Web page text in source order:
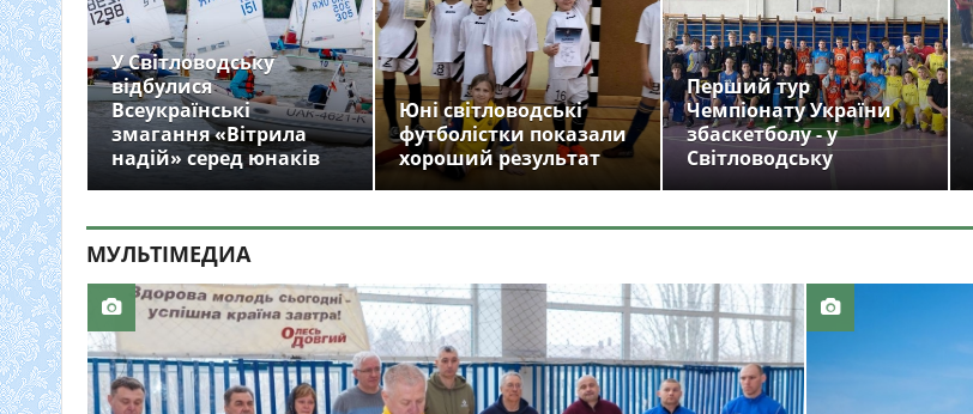
У Світловодську
відбулися
Всеукраїнські
змагання «Вітрила
надій» серед юнаків
Юні світловодські
футболістки показали
хороший результат
Перший тур
Чемпіонату України
збаскетболу - у
Світловодську
МУЛЬТIМЕДИА